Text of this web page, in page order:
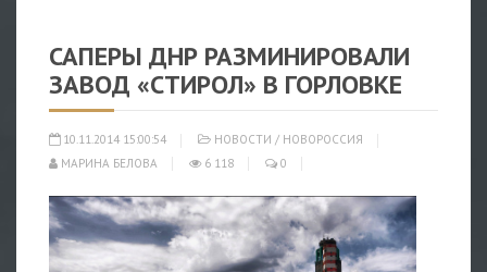
САПЕРЫ ДНР РАЗМИНИРОВАЛИ
ЗАВОД «СТИРОЛ» В ГОРЛОВКЕ
10.11.2014 15:00:54 НОВОСТИ / НОВОРОССИЯ
МАРИНА БЕЛОВА
6 118 0